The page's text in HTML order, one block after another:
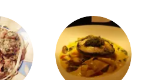
1 mg
2 mg